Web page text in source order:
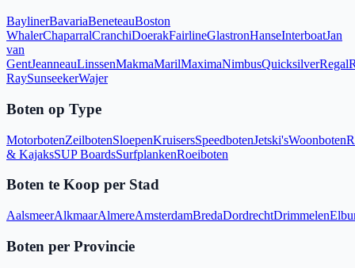
BaylinerBavariaBeneteauBoston
WhalerChaparralCranchiDoerakFairlineGlastronHanseInterboatJan
van
GentJeanneauLinssenMakmaMarilMaximaNimbusQuicksilverRegal
RaySunseekerWajer
Boten op Type
MotorbotenZeilbotenSloepenKruisersSpeedbotenJetski'sWoonboten
& KajaksSUP BoardsSurfplankenRoeiboten
Boten te Koop per Stad
AalsmeerAlkmaarAlmereAmsterdamBredaDordrechtDrimmelen
Boten per Provincie